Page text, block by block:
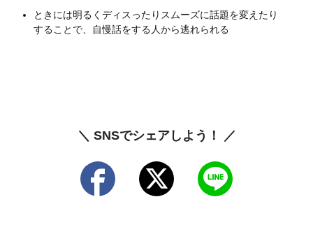
ときには明るくディスったりスムーズに話題を変えたり
することで、自慢話をする人から逃れられる
＼ SNSでシェアしよう！ ／